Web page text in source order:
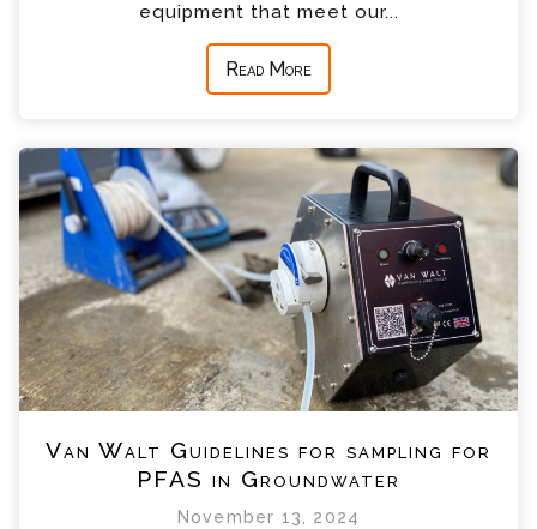
equipment that meet our...
Read More
Van Walt Guidelines for sampling for
PFAS in Groundwater
November 13, 2024